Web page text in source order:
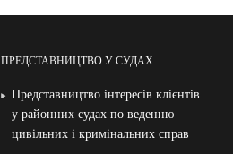
ПРЕДСТАВНИЦТВО У СУДАХ
Представництво інтересів клієнтів
у районних судах по веденню
цивільних і кримінальних справ